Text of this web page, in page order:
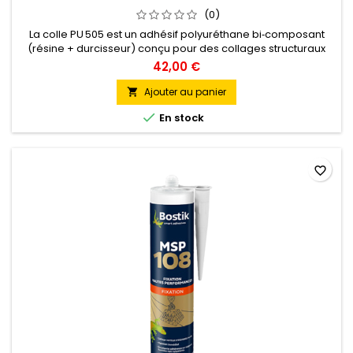
(0)
La colle PU 505 est un adhésif polyuréthane bi‑composant
(résine + durcisseur) conçu pour des collages structuraux
très résistants, en intérieur comme en extérieur. Idéale pour
coller carrelage, bois, béton, PVC rigide, métal, caoutchouc,
polyester, parquets et revêtements sportifs. Mélange
homogène, application au pinceau ou spatule crantée.
Temps de...
42,00 €
 Ajouter au panier
 En stock
favorite_border